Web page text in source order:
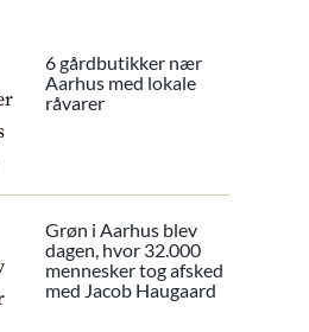
6 gårdbutikker nær
Aarhus med lokale
råvarer
Grøn i Aarhus blev
dagen, hvor 32.000
mennesker tog afsked
med Jacob Haugaard